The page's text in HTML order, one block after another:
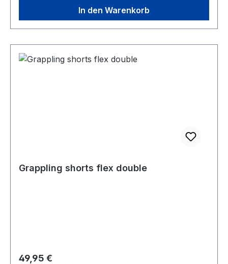
In den Warenkorb
Grappling shorts flex double
Regulärer Preis:
49,95 €